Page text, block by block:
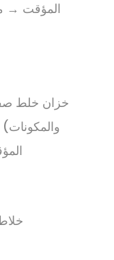
المؤقت →
خزان خلط